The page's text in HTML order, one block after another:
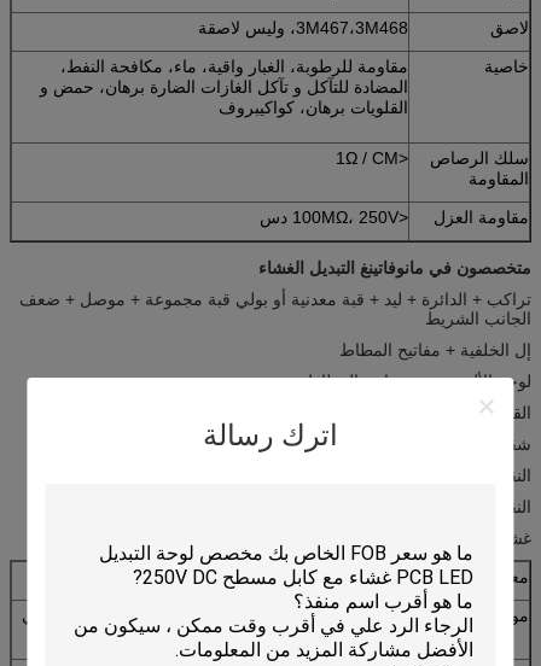
اترك رسالة
لاصق
3M467،3M468، وليس لاصقة
خاصية
مقاومة للرطوبة، الغبار واقية، ماء، مكافحة النفط،
المضادة للتآكل و تآكل الغازات الضارة برهان، حمض و
القلويات برهان، كواكيبروف
سلك الرصاص
المقاومة
<1Ω / CM
مقاومة العزل <100MΩ، 250V دس
متخصصون في مانوفاتينغ التبديل الغشاء
تراكب + الدائرة + ليد + قبة معدنية أو بولي قبة مجموعة + موصل + ضعف
الجانب الشريط
إل الخلفية + مفاتيح المطاط
لوحة الألومنيوم + مفاتيح المطاط
القباب المعدنية
شقة دون تأثير اللمس
النقش مع تأثير اللمس
النقش مع قبة معدنية
غشاء التبديل مع الشركة العامة للفوسفات
معدن قبة غشاء مفتاح
مواد
ماتي بيسي (السلس)، بيسي لمعان + ماتي النفط، بيسي
لمعان، بيت